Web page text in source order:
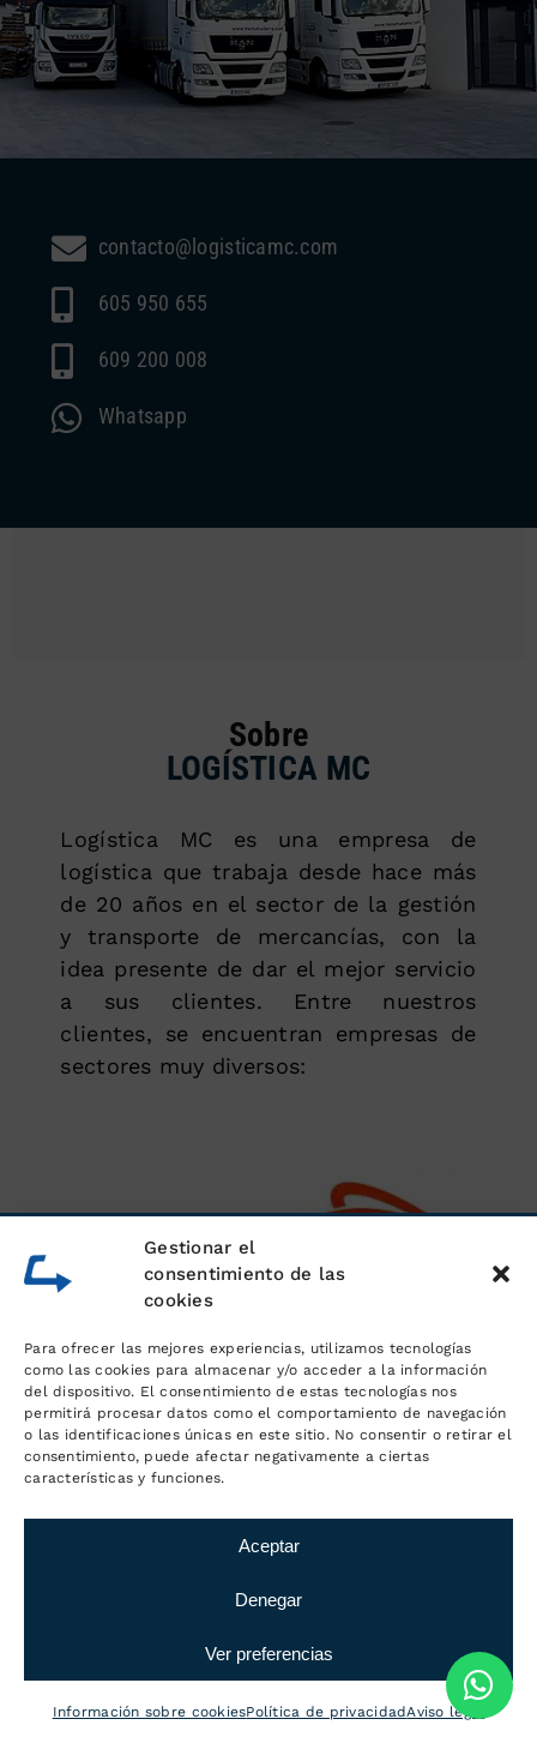
Gestionar el
consentimiento de las
cookies
Para ofrecer las mejores experiencias, utilizamos tecnologías
como las cookies para almacenar y/o acceder a la información
del dispositivo. El consentimiento de estas tecnologías nos
permitirá procesar datos como el comportamiento de navegación
o las identificaciones únicas en este sitio. No consentir o retirar el
consentimiento, puede afectar negativamente a ciertas
características y funciones.
Aceptar
Denegar
Ver preferencias
Información sobre cookiesPolítica de privacidadAviso legal
contacto@logisticamc.com
605 950 655
609 200 008
Whatsapp
Sobre
LOGÍSTICA MC
Logística MC es una empresa de
logística que trabaja desde hace más
de 20 años en el sector de la gestión
y transporte de mercancías, con la
idea presente de dar el mejor servicio
a sus clientes. Entre nuestros
clientes, se encuentran empresas de
sectores muy diversos: